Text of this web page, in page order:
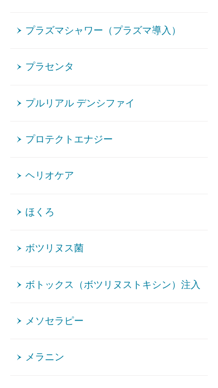
プラズマシャワー（プラズマ導入）
プラセンタ
プルリアル デンシファイ
プロテクトエナジー
ヘリオケア
ほくろ
ボツリヌス菌
ボトックス（ボツリヌストキシン）注入
メソセラピー
メラニン